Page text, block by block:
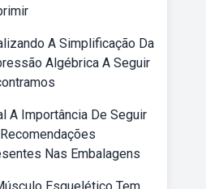
A Simplificação Da
Algébrica A Seguir
A Importância De Seguir
Nas Embalagens